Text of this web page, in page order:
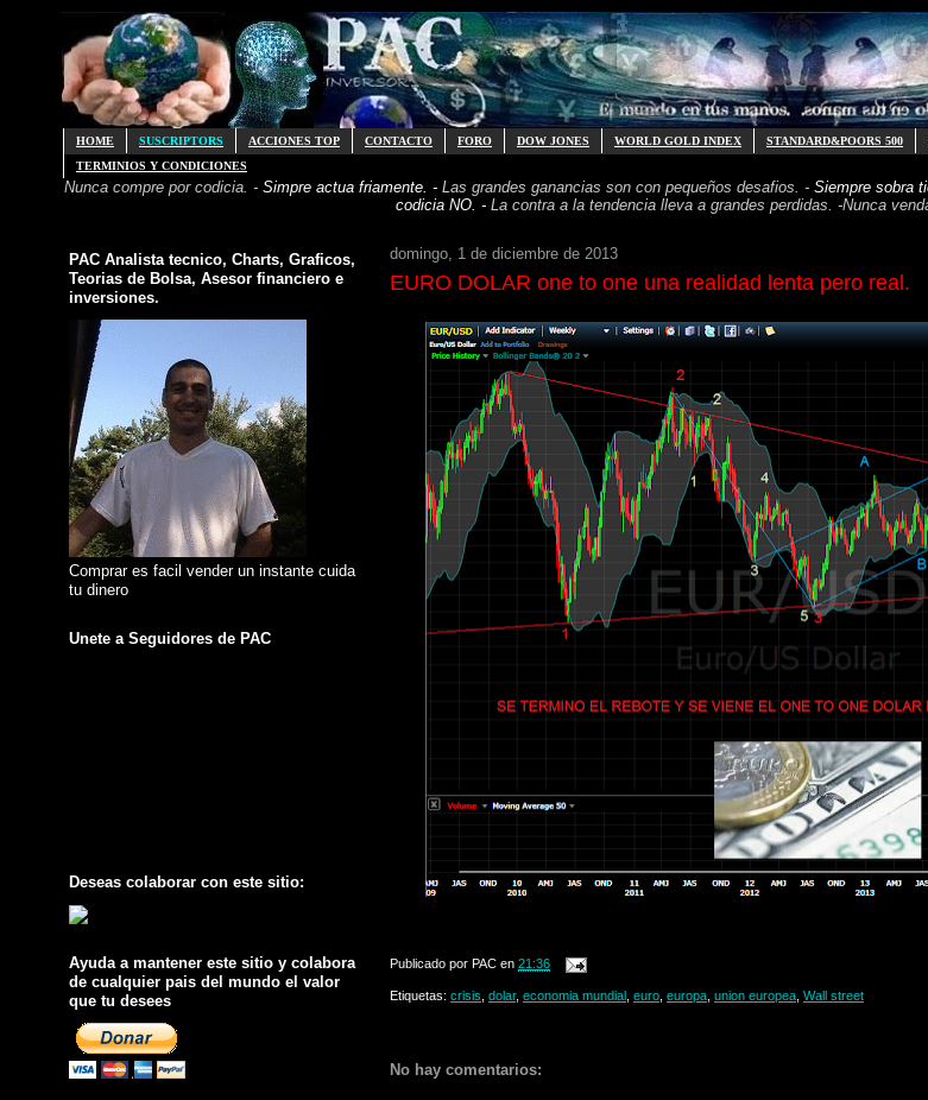
HOME SUSCRIPTORS ACCIONES TOP CONTACTO FORO DOW JONES WORLD GOLD INDEX STANDARD&POORS 500
TERMINIOS Y CONDICIONES
Nunca compre por codicia. - Simpre actua friamente. - Las grandes ganancias son con pequeños desafios. - Siempre sobra
codicia NO. - La contra a la tendencia lleva a grandes perdidas. -Nunca
PAC Analista tecnico, Charts, Graficos,
Teorias de Bolsa, Asesor financiero e
inversiones.
Comprar es facil vender un instante cuida
tu dinero
Unete a Seguidores de PAC
Deseas colaborar con este sitio:
Ayuda a mantener este sitio y colabora
de cualquier pais del mundo el valor
que tu desees
domingo, 1 de diciembre de 2013
EURO DOLAR one to one una realidad lenta pero real.
Publicado por PAC en 21:36
Etiquetas: crisis dolar, economia mundial euro europa union europea Wall street
No hay comentarios: